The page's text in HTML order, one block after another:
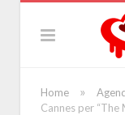
Home »
Cannes per “The